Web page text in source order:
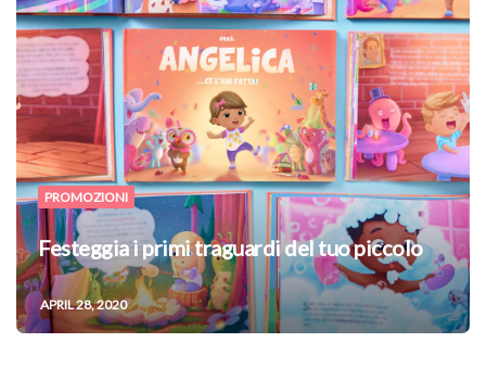
PROMOZIONI
Festeggia i primi traguardi del tuo piccolo
APRIL 28, 2020